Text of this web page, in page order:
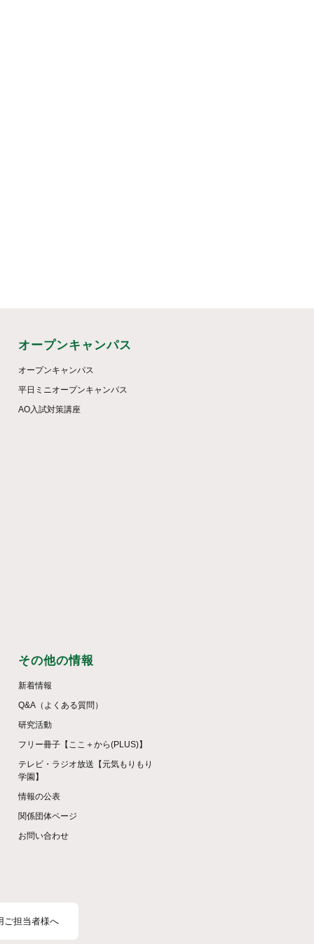
オープンキャンパス
オープンキャンパス
平日ミニオープンキャンパス
AO入試対策講座
その他の情報
新着情報
Q&A（よくある質問）
研究活動
フリー冊子【ここ＋から(PLUS)】
テレビ・ラジオ放送【元気もりもり
学園】
情報の公表
関係団体ページ
お問い合わせ
ご担当者様へ